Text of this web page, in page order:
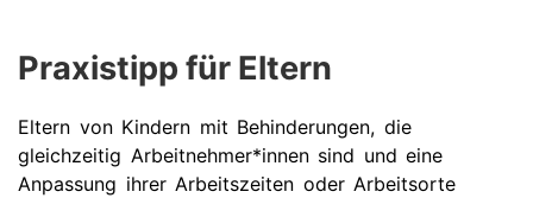
Praxistipp für Eltern
Eltern von Kindern mit Behinderungen, die
gleichzeitig Arbeitnehmer*innen sind und eine
Anpassung ihrer Arbeitszeiten oder Arbeitsorte